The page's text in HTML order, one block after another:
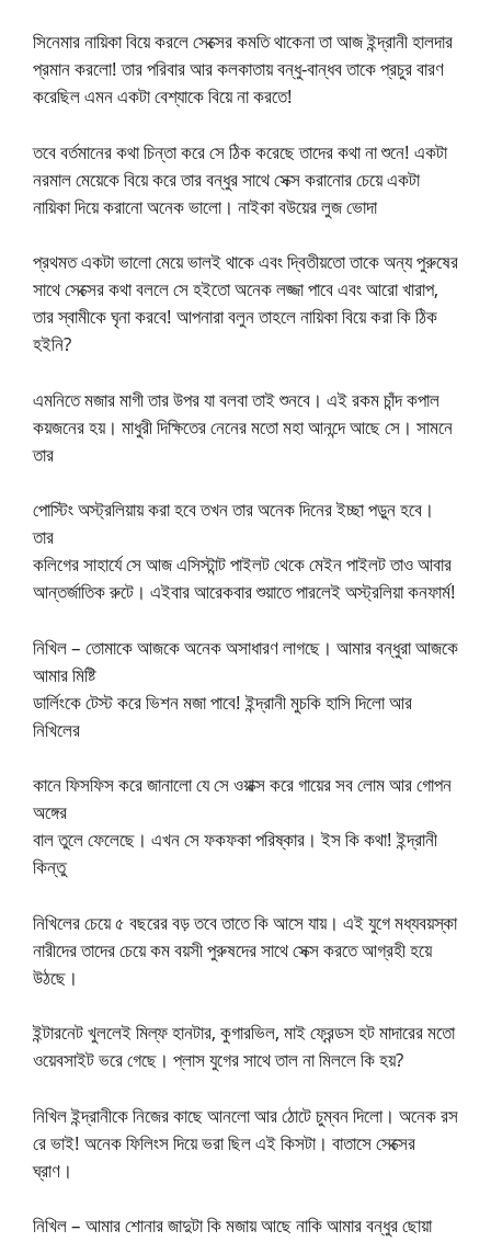
সিনেমার নায়িকা বিয়ে করলে সেক্সের কমতি থাকেনা তা আজ ইন্দ্রানী হালদার
প্রমান করলো! তার পরিবার আর কলকাতায় বন্ধু-বান্ধব তাকে প্রচুর বারণ
করেছিল এমন একটা বেশ্যাকে বিয়ে না করতে!
তবে বর্তমানের কথা চিন্তা করে সে ঠিক করেছে তাদের কথা না শুনে! একটা
নরমাল মেয়েকে বিয়ে করে তার বন্ধুর সাথে সেক্স করানোর চেয়ে একটা
নায়িকা দিয়ে করানো অনেক ভালো। নাইকা বউয়ের লুজ ভোদা
প্রথমত একটা ভালো মেয়ে ভালই থাকে এবং দ্বিতীয়তো তাকে অন্য পুরুষের
সাথে সেক্সের কথা বললে সে হইতো অনেক লজ্জা পাবে এবং আরো খারাপ,
তার স্বামীকে ঘৃনা করবে! আপনারা বলুন তাহলে নায়িকা বিয়ে করা কি ঠিক
হইনি?
এমনিতে মজার মাগী তার উপর যা বলবা তাই শুনবে। এই রকম চাঁন্দ কপাল
কয়জনের হয়। মাধুরী দিক্ষিতের নেনের মতো মহা আনন্দে আছে সে। সামনে
তার
পোস্টিং অস্ট্রলিয়ায় করা হবে তখন তার অনেক দিনের ইচ্ছা পড়ুন হবে।
তার
কলিগের সাহার্যে সে আজ এসিস্টান্ট পাইলট থেকে মেইন পাইলট তাও আবার
আন্তর্জাতিক রুটে। এইবার আরেকবার শুয়াতে পারলেই অস্ট্রলিয়া কনফার্ম!
নিখিল – তোমাকে আজকে অনেক অসাধারণ লাগছে। আমার বন্ধুরা আজকে
আমার মিষ্টি
ডার্লিংকে টেস্ট করে ভিশন মজা পাবে! ইন্দ্রানী মুচকি হাসি দিলো আর
নিখিলের
কানে ফিসফিস করে জানালো যে সে ওয়াক্স করে গায়ের সব লোম আর গোপন
অঙ্গের
বাল তুলে ফেলেছে। এখন সে ফকফকা পরিষ্কার। ইস কি কথা! ইন্দ্রানী
কিন্তু
নিখিলের চেয়ে ৫ বছরের বড় তবে তাতে কি আসে যায়। এই যুগে মধ্যবয়স্কা
নারীদের তাদের চেয়ে কম বয়সী পুরুষদের সাথে সেক্স করতে আগ্রহী হয়ে
উঠছে।
ইন্টারনেট খুললেই মিল্ফ হানটার, কুগারভিল, মাই ফ্রেন্ডস হট মাদারের মতো
ওয়েবসাইট ভরে গেছে। প্লাস যুগের সাথে তাল না মিললে কি হয়?
নিখিল ইন্দ্রানীকে নিজের কাছে আনলো আর ঠোটে চুম্বন দিলো। অনেক রস
রে ভাই! অনেক ফিলিংস দিয়ে ভরা ছিল এই কিসটা। বাতাসে সেক্সের
ঘ্রাণ।
নিখিল – আমার শোনার জাদুটা কি মজায় আছে নাকি আমার বন্ধুর ছোয়া